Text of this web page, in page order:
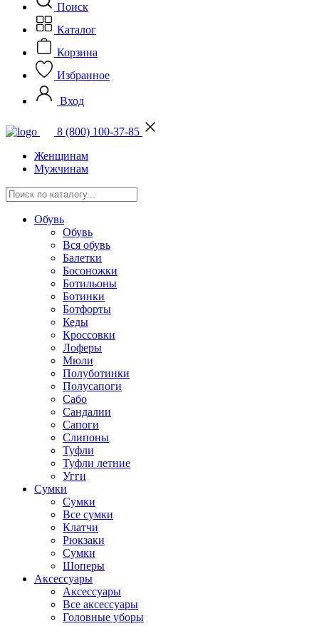
Поиск
Каталог
Корзина
Избранное
Вход
8 (800) 100-37-85
Женщинам
Мужчинам
Обувь
Обувь
Вся обувь
Балетки
Босоножки
Ботильоны
Ботинки
Ботфорты
Кеды
Кроссовки
Лоферы
Мюли
Полуботинки
Полусапоги
Сабо
Сандалии
Сапоги
Слипоны
Туфли
Туфли летние
Угги
Сумки
Сумки
Все сумки
Клатчи
Рюкзаки
Сумки
Шоперы
Аксессуары
Аксессуары
Все аксессуары
Головные уборы